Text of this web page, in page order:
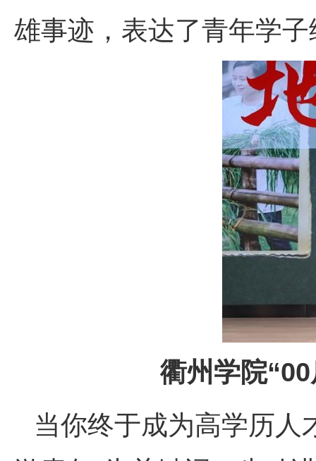
雄事迹，表达了青年学
衢州学院
当你终于成为高学历人